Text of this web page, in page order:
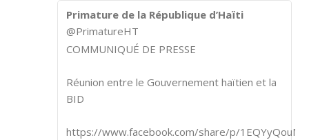
Primature de la République d’Haïti
@PrimatureHT
COMMUNIQUÉ DE PRESSE
Réunion entre le Gouvernement haïtien et la
BID
https://www.facebook.com/share/p/